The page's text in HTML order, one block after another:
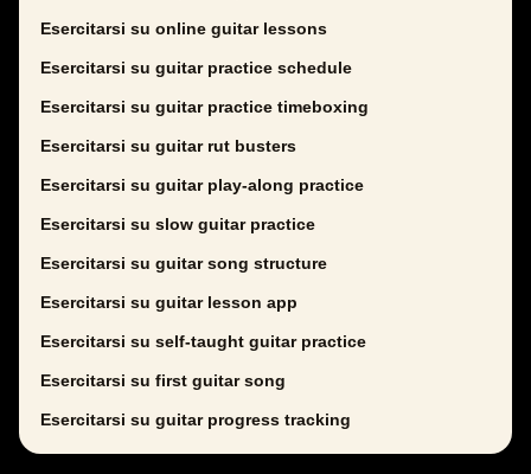
Esercitarsi su online guitar lessons
Esercitarsi su guitar practice schedule
Esercitarsi su guitar practice timeboxing
Esercitarsi su guitar rut busters
Esercitarsi su guitar play-along practice
Esercitarsi su slow guitar practice
Esercitarsi su guitar song structure
Esercitarsi su guitar lesson app
Esercitarsi su self-taught guitar practice
Esercitarsi su first guitar song
Esercitarsi su guitar progress tracking